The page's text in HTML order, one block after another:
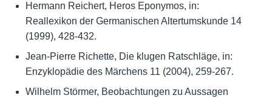
Hermann Reichert, Heros Eponymos, in:
Reallexikon der Germanischen Altertumskunde 14
(1999), 428-432.
Jean-Pierre Richette, Die klugen Ratschläge, in:
Enzyklopädie des Märchens 11 (2004), 259-267.
Wilhelm Störmer, Beobachtungen zu Aussagen